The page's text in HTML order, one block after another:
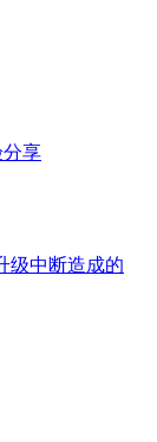
享
级中断造成的